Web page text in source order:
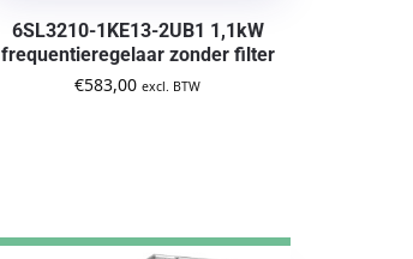
6SL3210-1KE13-2UB1 1,1kW
frequentieregelaar zonder filter
€583,00 excl. BTW